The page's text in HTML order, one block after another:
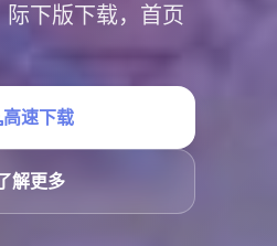
际下版下载，首页
高速下载
解更多